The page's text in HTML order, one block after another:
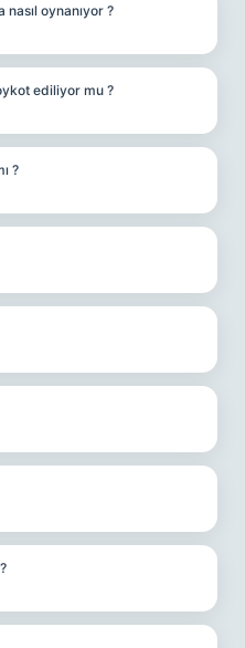
oynanıyor ?
ediliyor mu ?
?